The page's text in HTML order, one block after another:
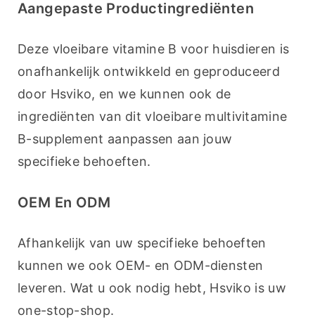
Aangepaste Productingrediënten
Deze vloeibare vitamine B voor huisdieren is
onafhankelijk ontwikkeld en geproduceerd
door Hsviko, en we kunnen ook de
ingrediënten van dit vloeibare multivitamine
B-supplement aanpassen aan jouw
specifieke behoeften.
OEM En ODM
Afhankelijk van uw specifieke behoeften
kunnen we ook OEM- en ODM-diensten
leveren. Wat u ook nodig hebt, Hsviko is uw
one-stop-shop.